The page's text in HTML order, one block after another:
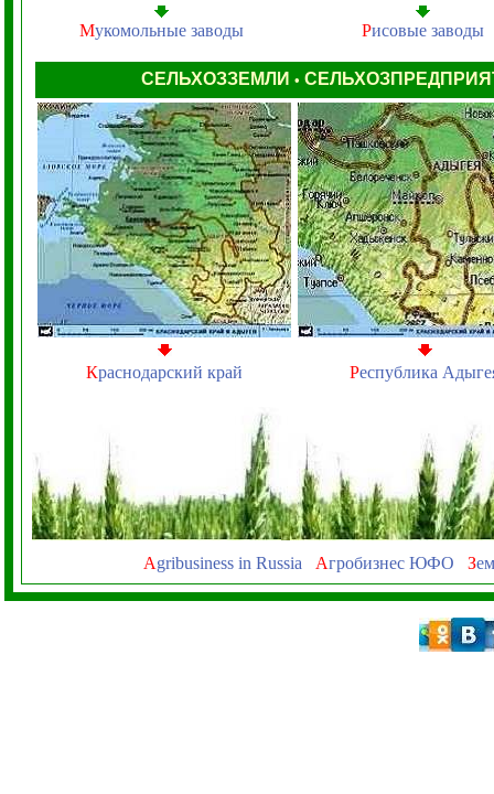
Мукомольные заводы Рисовые заводы
СЕЛЬХОЗЗЕМЛИ •
Краснодарский край Республика
Agribusiness in Russia Агробизнес ЮФО З